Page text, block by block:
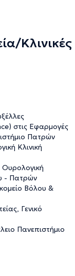
Κλινικές
στις Εφαρμογές
Πατρών
Κλινική
Ουρολογική
- Πατρών
Βόλου &
Γενικό
Πανεπιστήμιο